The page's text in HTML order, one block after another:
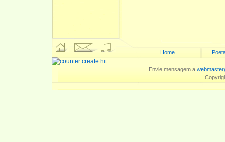
Home
Envie mensagem a